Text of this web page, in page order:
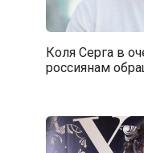
Коля Серга в
россиянам